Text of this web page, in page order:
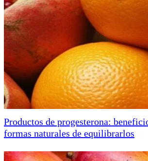
Productos de progesterona:
formas naturales de equilibrarlos